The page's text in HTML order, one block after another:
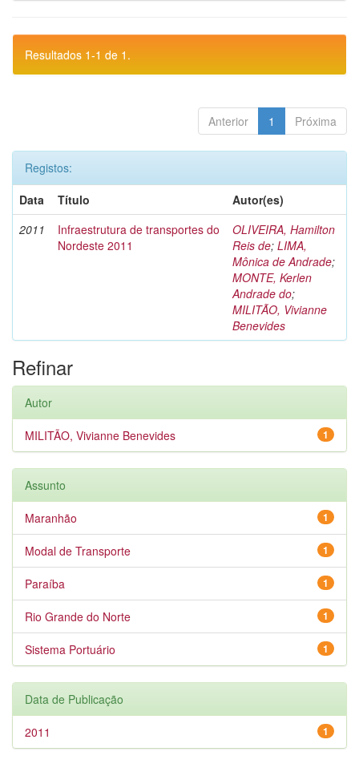
Resultados 1-1 de 1.
Anterior 1 Próxima
Registos:
Data
Título
Autor(es)
2011
Infraestrutura de transportes do
Nordeste 2011
OLIVEIRA, Hamilton
Reis de; LIMA,
Mônica de Andrade;
MONTE, Kerlen
Andrade do;
MILITÃO, Vivianne
Benevides
Refinar
Autor
1
MILITÃO, Vivianne Benevides
Assunto
1
Maranhão
1
Modal de Transporte
1
Paraíba
1
Rio Grande do Norte
1
Sistema Portuário
Data de Publicação
1
2011